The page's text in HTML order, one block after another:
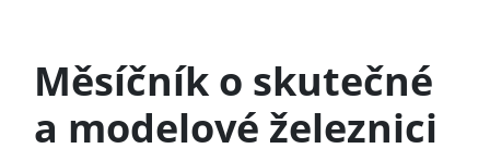
Měsíčník o skutečné
a modelové železnici